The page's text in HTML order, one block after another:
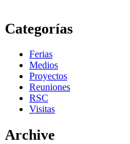
Categorías
Ferias
Medios
Proyectos
Reuniones
RSC
Visitas
Archive